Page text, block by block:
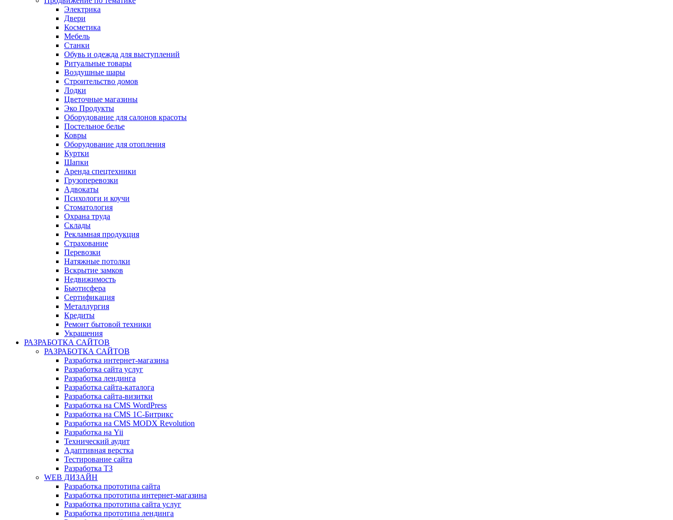
Электрика
Двери
Косметика
Мебель
Станки
Обувь и одежда для выступлений
Ритуальные товары
Воздушные шары
Строительство домов
Лодки
Цветочные магазины
Эко Продукты
Оборудование для салонов красоты
Постельное белье
Ковры
Оборудование для отопления
Куртки
Шапки
Аренда спецтехники
Грузоперевозки
Адвокаты
Психологи и коучи
Стоматология
Охрана труда
Склады
Рекламная продукция
Страхование
Перевозки
Натяжные потолки
Вскрытие замков
Недвижимость
Бьютисфера
Сертификация
Металлургия
Кредиты
Ремонт бытовой техники
Украшения
РАЗРАБОТКА САЙТОВ
РАЗРАБОТКА САЙТОВ
Разработка интернет-магазина
Разработка сайта услуг
Разработка лендинга
Разработка сайта-каталога
Разработка сайта-визитки
Разработка на CMS WordPress
Разработка на CMS 1С-Битрикс
Разработка на CMS MODX Revolution
Разработка на Yii
Технический аудит
Адаптивная верстка
Тестирование сайта
Разработка ТЗ
WEB ДИЗАЙН
Разработка прототипа сайта
Разработка прототипа интернет-магазина
Разработка прототипа сайта услуг
Разработка прототипа лендинга